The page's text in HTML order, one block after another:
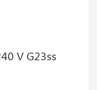
V G23ss